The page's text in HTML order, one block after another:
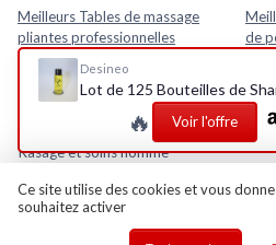
Desineo
🔥 Voir l'offre
Meilleurs Tables de massage
pliantes professionnelles
Comparatif Loupes esthétiques
avec lampe LED
TOP Fauteuils esthétiques
de
Rasage et soins homme
Meilleurs Après-rasages
Ce site utilise des cookies et vous
souhaitez activer